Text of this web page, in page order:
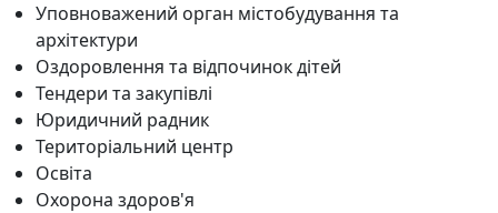
Уповноважений орган містобудування та
архітектури
Оздоровлення та відпочинок дітей
Тендери та закупівлі
Юридичний радник
Територіальний центр
Освіта
Охорона здоров'я